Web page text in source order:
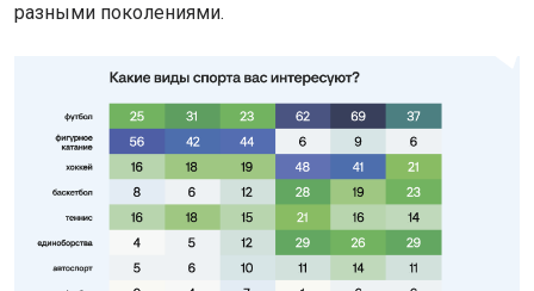
разными поколениями.